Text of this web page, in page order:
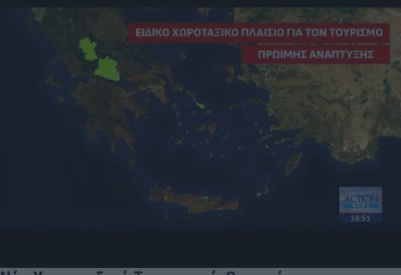
Ποδοσφαιριστές που σίγουρα πίστευες ότι έχουν
σταματήσει κι όμως παίζουν ακόμα μπάλα